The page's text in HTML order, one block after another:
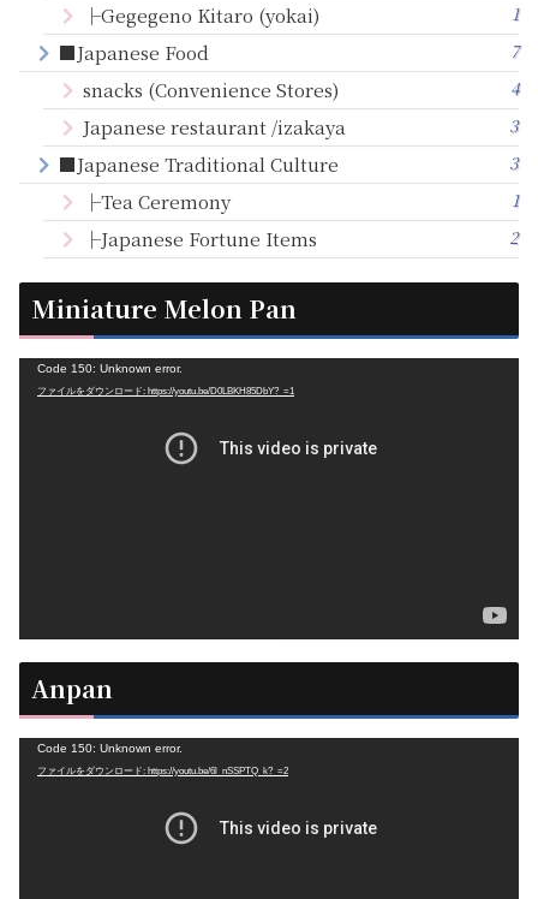
├Gegegeno Kitaro (yokai) 1
■Japanese Food 7
snacks (Convenience Stores) 4
Japanese restaurant /izakaya 3
■Japanese Traditional Culture 3
├Tea Ceremony 1
├Japanese Fortune Items 2
Miniature Melon Pan
Code 150: Unknown error.
ファイルをダウンロード: https://youtu.be/D0LBKH85DbY?_=1
Anpan
Code 150: Unknown error.
ファイルをダウンロード: https://youtu.be/6l_nSSPTQ_k?_=2